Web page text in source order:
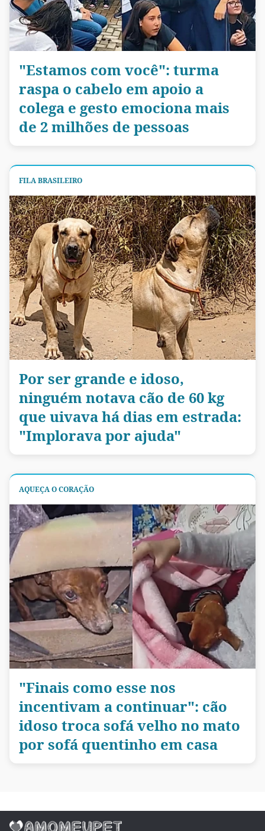
"Estamos com você": turma
raspa o cabelo em apoio a
colega e gesto emociona mais
de 2 milhões de pessoas
FILA BRASILEIRO
Por ser grande e idoso,
ninguém notava cão de 60 kg
que uivava há dias em estrada:
"Implorava por ajuda"
AQUEÇA O CORAÇÃO
"Finais como esse nos
incentivam a continuar": cão
idoso troca sofá velho no mato
por sofá quentinho em casa